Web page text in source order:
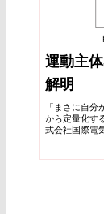
運動主
解明
「まさに自
から定量化す
式会社国際電